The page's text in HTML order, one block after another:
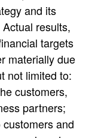
and its
results,
targets
materially due
not limited to:
customers,
partners;
and